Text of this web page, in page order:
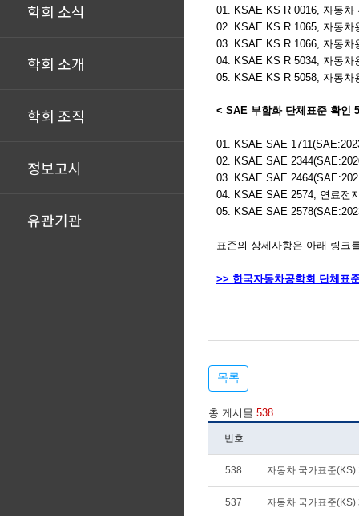
학회 소식
학회 소개
학회 조직
정보고시
유관기관
01. KSAE KS R 0016, 자동차
02. KSAE KS R 1065, 자동차
03. KSAE KS R 1066, 자동차
04. KSAE KS R 5034, 자동차
05. KSAE KS R 5058, 자동차
< SAE 부합화 단체표준 확인
01. KSAE SAE
02. KSAE SAE
03. KSAE SAE
04. KSAE SAE 2574, 연료전
05. KSAE SAE
표준의 상세사항은 아래 링크
>> 한국자동차공학회 단체표
목록
총 게시물 538
번호
538 자동차 국가표준
537 자동차 국가표준